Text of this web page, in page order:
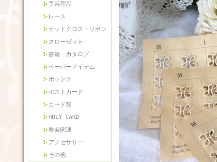
手芸用品
レース
カットクロス・リボン
クローゼット
書籍・カタログ
ペーパーアイテム
ボックス
ポストカード
カード類
HOLY CARD
教会関連
アクセサリー
その他